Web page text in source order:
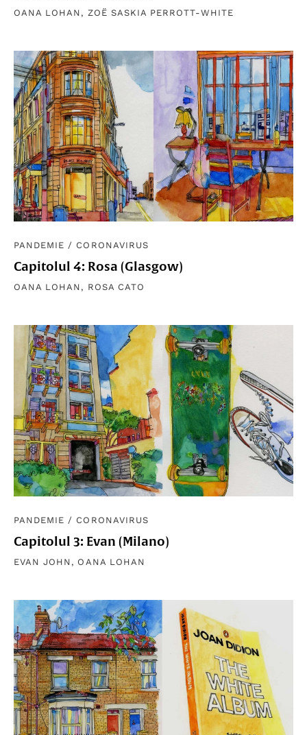
OANA LOHAN , ZOË SASKIA PERROTT-WHITE
PANDEMIE / CORONAVIRUS
Capitolul 4: Rosa (Glasgow)
OANA LOHAN , ROSA CATO
PANDEMIE / CORONAVIRUS
Capitolul 3: Evan (Milano)
EVAN JOHN , OANA LOHAN